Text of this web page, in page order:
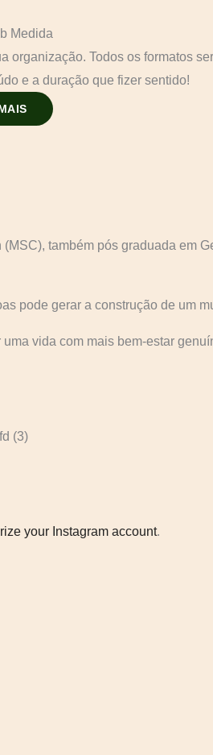
Medida
Todos os formatos
e a duração que fizer sentido!
também pós graduada em
pode gerar a construção de um
vida com mais bem-estar
your Instagram account.